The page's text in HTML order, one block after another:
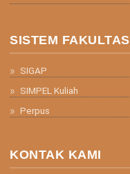
SISTEM FAKULTAS
SIGAP
SIMPEL Kuliah
Perpus
KONTAK KAMI